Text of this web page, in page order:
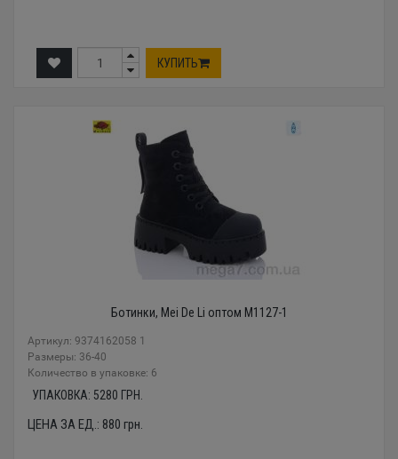
КУПИТЬ
Ботинки, Mei De Li оптом M1127-1
Артикул: 9374162058 1
Размеры: 36-40
Количество в упаковке: 6
УПАКОВКА: 5280 ГРН.
ЦЕНА ЗА ЕД.: 880 грн.